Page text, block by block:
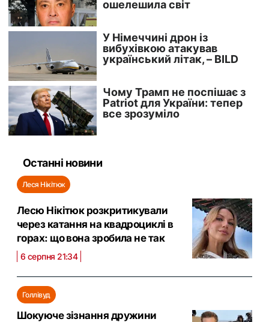
Останні новини
Леся Нікітюк
Лесю Нікітюк розкритикували
через катання на квадроциклі в
горах: що вона зробила не так
6 серпня 21:34
Голлівуд
Шокуюче зізнання дружини